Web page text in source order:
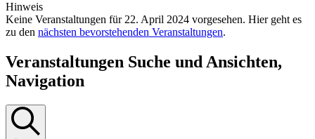
Hinweis
Keine Veranstaltungen für 22. April 2024 vorgesehen. Hier geht es
zu den nächsten bevorstehenden Veranstaltungen.
Veranstaltungen Suche und Ansichten,
Navigation